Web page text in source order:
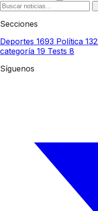
Secciones
Deportes 1693 Política
categoría 19 Tests 8
Síguenos